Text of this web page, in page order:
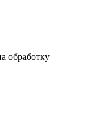
обработку